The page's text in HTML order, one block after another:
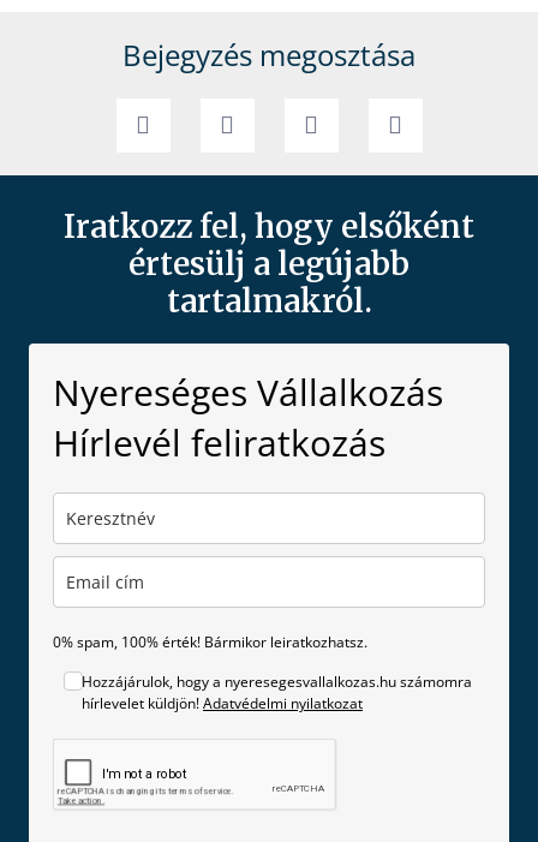
Bejegyzés megosztása
Iratkozz fel, hogy elsőként
értesülj a legújabb
tartalmakról.
Nyereséges Vállalkozás
Hírlevél feliratkozás
0% spam, 100% érték! Bármikor leiratkozhatsz.
Hozzájárulok, hogy a nyeresegesvallalkozas.hu számomra
hírlevelet küldjön!Adatvédelmi nyilatkozat